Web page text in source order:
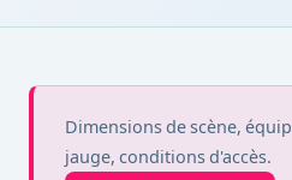
Dimensions de scène,
jauge, conditions d'accès.